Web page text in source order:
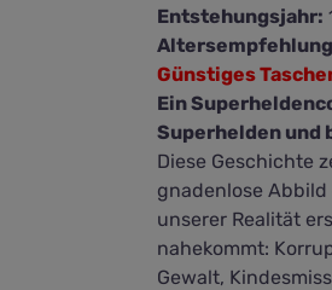
Entstehungsjahr:
Altersempfehlung
Günstiges
Ein
Superhelden und
Diese Geschichte
gnadenlose
unserer Realität
nahekommt:
Gewalt,